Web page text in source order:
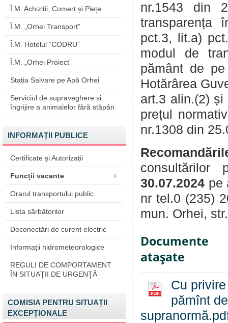
Î.M. Achiziții, Comerț și Piețe
Î.M. „Orhei Transport”
Î.M. Hotelul ”CODRU”
Î.M. „Orhei Proiect”
Stația Salvare pe Apă Orhei
Serviciul de supraveghere și
îngrijire a animalelor fără stăpân
INFORMAȚII PUBLICE
Certificate și Autorizații
Funcții vacante +
Orarul transportului public
Lista sărbătorilor
Deconectări de curent electric
Informații hidrometeorologice
REGULI DE COMPORTAMENT
ÎN SITUAŢII DE URGENŢĂ
COMISIA PENTRU SITUAȚII
EXCEPȚIONALE
nr.1543 din
transparența
pct.3, lit.a)
modul de
pământ de
Hotărârea
art.3 alin.(2)
prețul
nr.1308 din
30.07.2024 pe
nr tel.0 (235)
mun. Orhei,
Documente
ataşate
Cu
pămînt